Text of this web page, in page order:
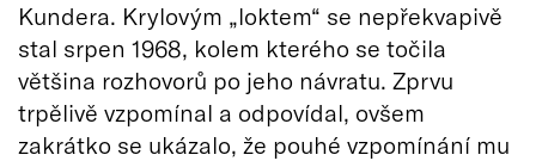
Kundera. Krylovým „loktem“ se nepřekvapivě
stal srpen 1968, kolem kterého se točila
většina rozhovorů po jeho návratu. Zprvu
trpělivě vzpomínal a odpovídal, ovšem
zakrátko se ukázalo, že pouhé vzpomínání mu